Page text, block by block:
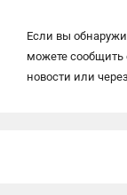
Если вы
можете сообщить
новости или через